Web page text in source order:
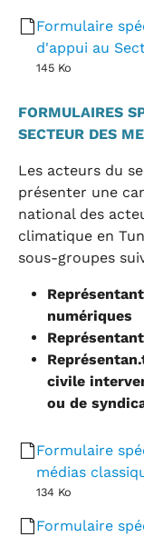
Formulaire
d'appui au
145 Ko
FORMULAIRES
SECTEUR DES
Les acteurs du
présenter une
national des
climatique en
sous-groupes
numériques
civile
ou de
Formulaire
médias
134 Ko
Formulaire